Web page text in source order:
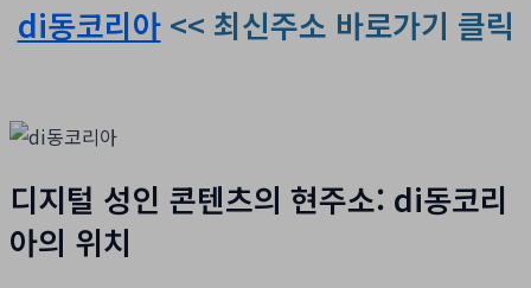
di동코리아 << 최신주소 바로가기 클릭
디지털 성인 콘텐츠의 현주소: di동코리
아의 위치